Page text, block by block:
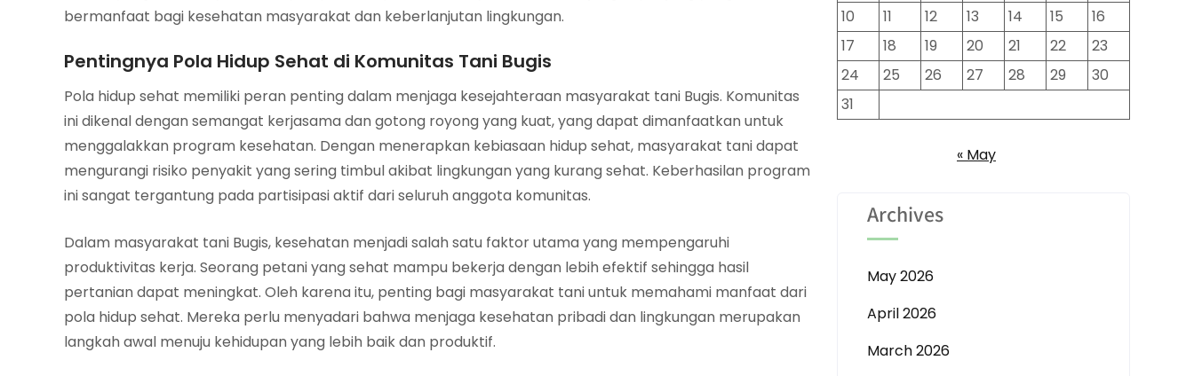
bermanfaat bagi kesehatan masyarakat dan keberlanjutan lingkungan.
Pentingnya Pola Hidup Sehat di Komunitas Tani Bugis
Pola hidup sehat memiliki peran penting dalam menjaga kesejahteraan masyarakat tani Bugis. Komunitas
ini dikenal dengan semangat kerjasama dan gotong royong yang kuat, yang dapat dimanfaatkan untuk
menggalakkan program kesehatan. Dengan menerapkan kebiasaan hidup sehat, masyarakat tani dapat
mengurangi risiko penyakit yang sering timbul akibat lingkungan yang kurang sehat. Keberhasilan program
ini sangat tergantung pada partisipasi aktif dari seluruh anggota komunitas.
Dalam masyarakat tani Bugis, kesehatan menjadi salah satu faktor utama yang mempengaruhi
produktivitas kerja. Seorang petani yang sehat mampu bekerja dengan lebih efektif sehingga hasil
pertanian dapat meningkat. Oleh karena itu, penting bagi masyarakat tani untuk memahami manfaat dari
pola hidup sehat. Mereka perlu menyadari bahwa menjaga kesehatan pribadi dan lingkungan merupakan
langkah awal menuju kehidupan yang lebih baik dan produktif.
10
11 12 13 14 15
16
17
18 19 20 21 22
23
24
25 26 27 28 29
30
31
« May
Archives
May 2026
April 2026
March 2026